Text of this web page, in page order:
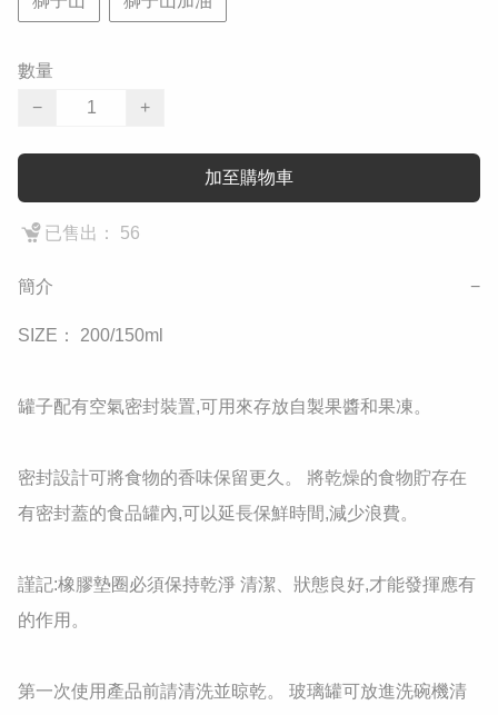
數量
−
+
加至購物車
已售出： 56
簡介 −
SIZE： 200/150ml
罐子配有空氣密封裝置,可用來存放自製果醬和果凍。
密封設計可將食物的香味保留更久。 將乾燥的食物貯存在
有密封蓋的食品罐內,可以延長保鮮時間,減少浪費。
謹記:橡膠墊圈必須保持乾淨 清潔、狀態良好,才能發揮應有
的作用。
第一次使用產品前請清洗並晾乾。 玻璃罐可放進洗碗機清